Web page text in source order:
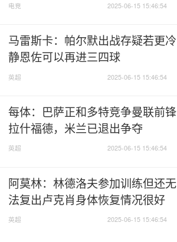
电竞 2025-06-15 15:46:54
马雷斯卡：帕尔默出战存疑若更冷
静恩佐可以再进三四球
英超 2025-06-15 15:46:54
每体：巴萨正和多特竞争曼联前锋
拉什福德，米兰已退出争夺
英超 2025-06-15 15:46:54
阿莫林：林德洛夫参加训练但还无
法复出卢克肖身体恢复情况很好
英超 2025-06-15 15:46:54